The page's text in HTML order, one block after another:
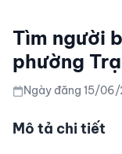
Tìm người
phường
Ngày đăng 15/
Mô tả chi tiết